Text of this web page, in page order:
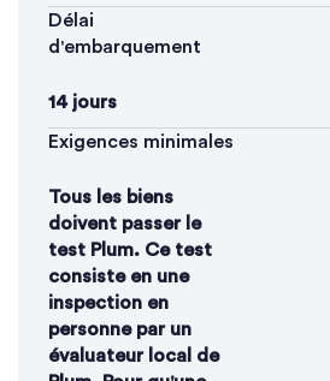
Délai
d'embarquement
14 jours
Exigences minimales
Tous les biens
doivent passer le
test Plum. Ce test
consiste en une
inspection en
personne par un
évaluateur local de